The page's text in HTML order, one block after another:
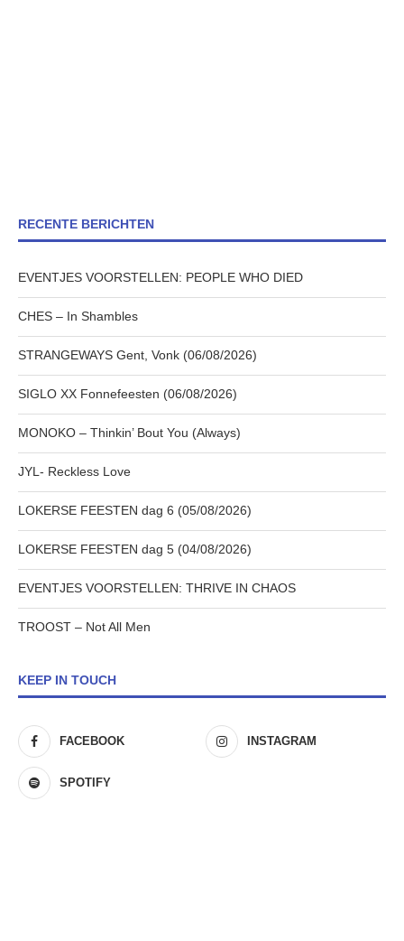
RECENTE BERICHTEN
EVENTJES VOORSTELLEN: PEOPLE WHO DIED
CHES – In Shambles
STRANGEWAYS Gent, Vonk (06/08/2026)
SIGLO XX Fonnefeesten (06/08/2026)
MONOKO – Thinkin’ Bout You (Always)
JYL- Reckless Love
LOKERSE FEESTEN dag 6 (05/08/2026)
LOKERSE FEESTEN dag 5 (04/08/2026)
EVENTJES VOORSTELLEN: THRIVE IN CHAOS
TROOST – Not All Men
KEEP IN TOUCH
FACEBOOK INSTAGRAM
SPOTIFY